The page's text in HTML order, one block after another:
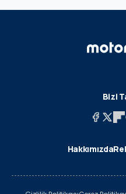
Bizi
Hakkımızda